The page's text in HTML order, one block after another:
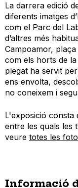
La darrera edició
diferents imatges
com el Parc del
d’altres més
Campoamor,
com els horts de
plegat ha servit
ens envolta,
no coneixem i
L'exposició consta
entre les quals les
veure totes les
Informació